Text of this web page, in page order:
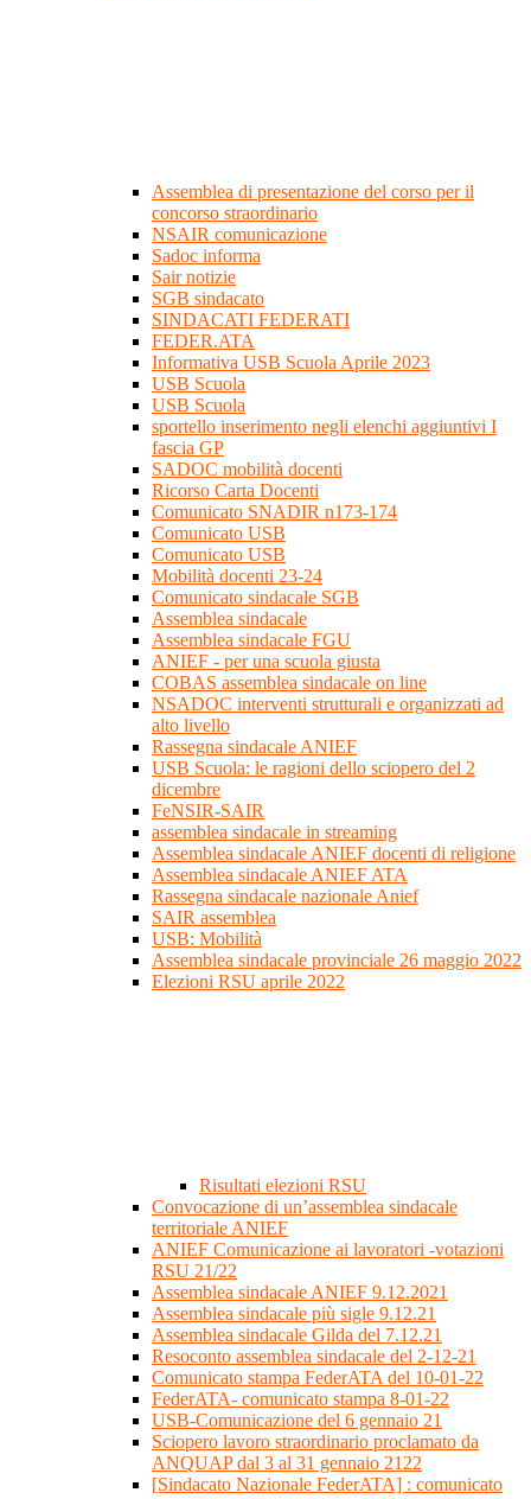
Assemblea di presentazione del corso per il
concorso straordinario
NSAIR comunicazione
Sadoc informa
Sair notizie
SGB sindacato
SINDACATI FEDERATI
FEDER.ATA
Informativa USB Scuola Aprile 2023
USB Scuola
USB Scuola
sportello inserimento negli elenchi aggiuntivi I
fascia GP
SADOC mobilità docenti
Ricorso Carta Docenti
Comunicato SNADIR n173-174
Comunicato USB
Comunicato USB
Mobilità docenti 23-24
Comunicato sindacale SGB
Assemblea sindacale
Assemblea sindacale FGU
ANIEF - per una scuola giusta
COBAS assemblea sindacale on line
NSADOC interventi strutturali e organizzati ad
alto livello
Rassegna sindacale ANIEF
USB Scuola: le ragioni dello sciopero del 2
dicembre
FeNSIR-SAIR
assemblea sindacale in streaming
Assemblea sindacale ANIEF docenti di religione
Assemblea sindacale ANIEF ATA
Rassegna sindacale nazionale Anief
SAIR assemblea
USB: Mobilità
Assemblea sindacale provinciale 26 maggio 2022
Elezioni RSU aprile 2022
Risultati elezioni RSU
Convocazione di un’assemblea sindacale
territoriale ANIEF
ANIEF Comunicazione ai lavoratori -votazioni
RSU 21/22
Assemblea sindacale ANIEF 9.12.2021
Assemblea sindacale più sigle 9.12.21
Assemblea sindacale Gilda del 7.12.21
Resoconto assemblea sindacale del 2-12-21
Comunicato stampa FederATA del 10-01-22
FederATA- comunicato stampa 8-01-22
USB-Comunicazione del 6 gennaio 21
Sciopero lavoro straordinario proclamato da
ANQUAP dal 3 al 31 gennaio 2122
[Sindacato Nazionale FederATA] : comunicato